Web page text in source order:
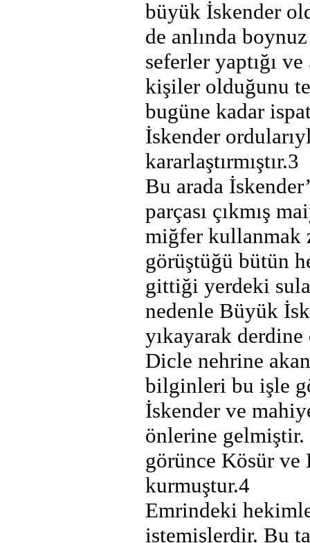
büyük İskender
de anlında
seferler yaptığı
kişiler olduğunu
bugüne kadar
İskender
kararlaştırmıştır.3
Bu arada
parçası çıkmış
miğfer kullanmak
görüştüğü bütün
gittiği yerdeki
nedenle Büyük
yıkayarak derdine
Dicle nehrine akan
bilginleri bu işle
İskender ve
önlerine gelmiştir.
görünce Kösür ve
kurmuştur.4
Emrindeki
istemişlerdir. Bu